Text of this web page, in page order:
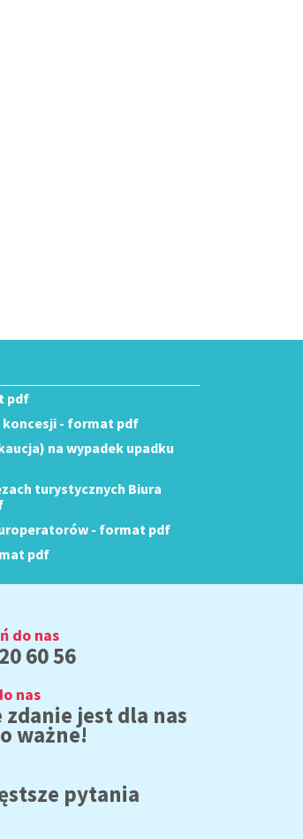
pdf
koncesji - format pdf
na wypadek upadku
turystycznych Biura
- format pdf
pdf
do nas
60 56
nas
zdanie jest dla nas
ważne!
pytania